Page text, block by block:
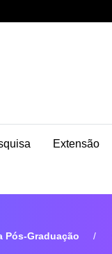
Extensão
Pós-Graduação